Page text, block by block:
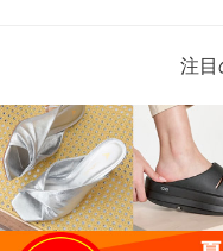
注目